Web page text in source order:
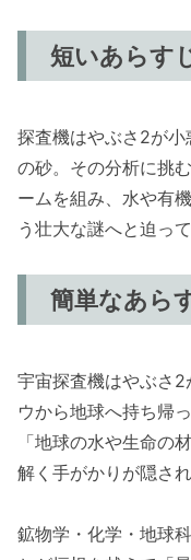
短いあらす
探査機はやぶさ2が
の砂。その分析に挑
ームを組み、水や有
う壮大な謎へと迫っ
簡単なあら
宇宙探査機はやぶさ
ウから地球へ持ち帰
「地球の水や生命の
解く手がかりが隠さ
鉱物学・化学・地球